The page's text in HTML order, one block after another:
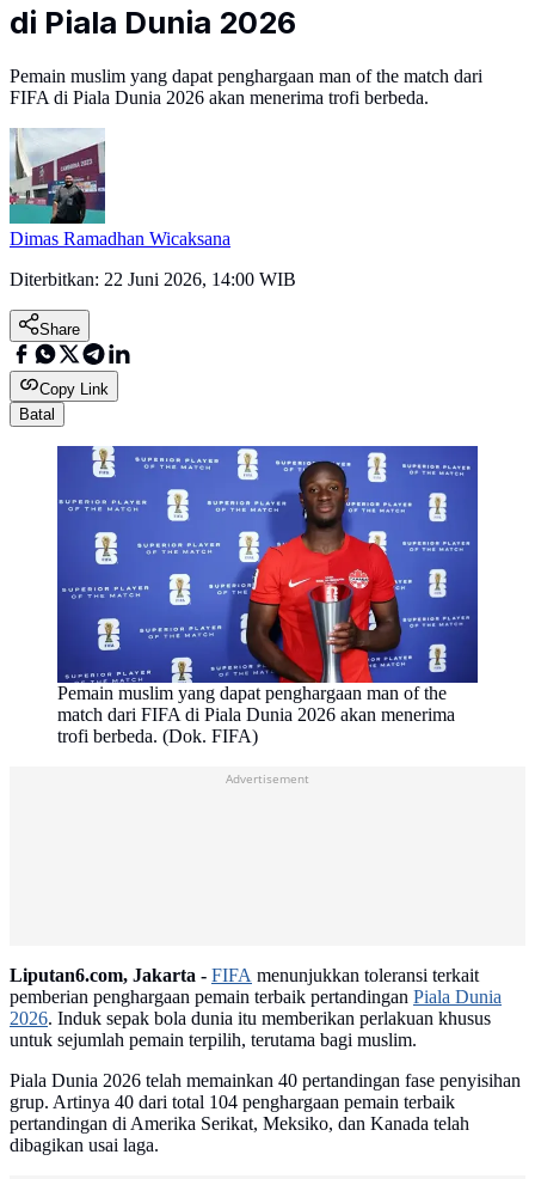
di Piala Dunia 2026
Pemain muslim yang dapat penghargaan man of the match dari
FIFA di Piala Dunia 2026 akan menerima trofi berbeda.
Dimas Ramadhan Wicaksana
Diterbitkan: 22 Juni 2026, 14:00 WIB
Share
Copy Link
Batal
Pemain muslim yang dapat penghargaan man of the
match dari FIFA di Piala Dunia 2026 akan menerima
trofi berbeda. (Dok. FIFA)
Advertisement
Liputan6.com, Jakarta - FIFA menunjukkan toleransi terkait
pemberian penghargaan pemain terbaik pertandingan Piala Dunia
2026. Induk sepak bola dunia itu memberikan perlakuan khusus
untuk sejumlah pemain terpilih, terutama bagi muslim.
Piala Dunia 2026 telah memainkan 40 pertandingan fase penyisihan
grup. Artinya 40 dari total 104 penghargaan pemain terbaik
pertandingan di Amerika Serikat, Meksiko, dan Kanada telah
dibagikan usai laga.